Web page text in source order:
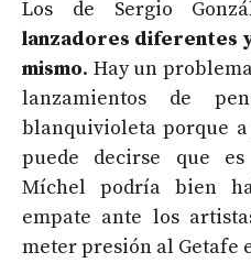
Los de Sergio
lanzadores diferentes
mismo. Hay un
lanzamientos de
blanquivioleta porque
puede decirse que
Míchel podría bien
empate ante los
meter presión al Getafe